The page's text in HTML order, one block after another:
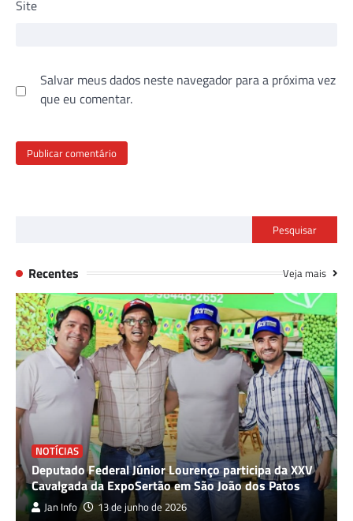
Site
Salvar meus dados neste navegador para a próxima vez
que eu comentar.
Pesquisar
Recentes Veja mais
NOTÍCIAS
Deputado Federal Júnior Lourenço participa da XXV
Cavalgada da ExpoSertão em São João dos Patos
Jan Info 13 de junho de 2026